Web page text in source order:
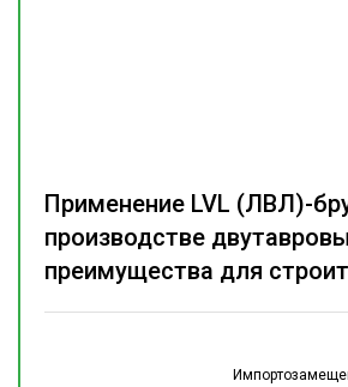
Применение LVL (ЛВЛ)-
производстве
преимущества для